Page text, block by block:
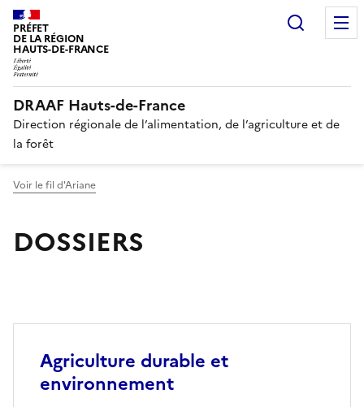
PRÉFET
DE LA RÉGION
HAUTS-DE-FRANCE
DRAAF Hauts-de-France
Direction régionale de l’alimentation, de l’agriculture et de
la forêt
Voir le fil d'Ariane
DOSSIERS
Agriculture durable et
environnement